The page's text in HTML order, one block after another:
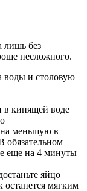
лишь без
несложного.
воды и столовую
в кипящей воде
на меньшую в
еще на 4 минуты
яйцо
останется мягким